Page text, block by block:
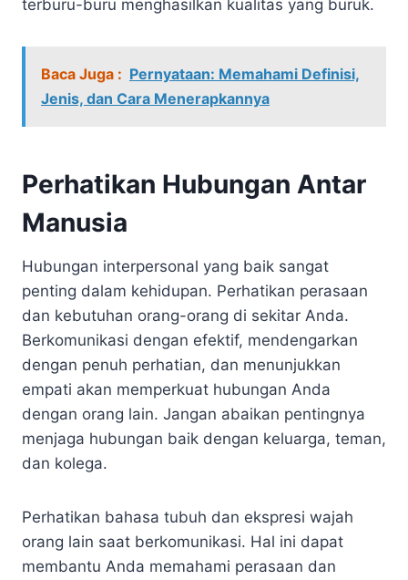
terburu-buru menghasilkan kualitas yang buruk.
Baca Juga : Pernyataan: Memahami Definisi,
Jenis, dan Cara Menerapkannya
Perhatikan Hubungan Antar
Manusia
Hubungan interpersonal yang baik sangat
penting dalam kehidupan. Perhatikan perasaan
dan kebutuhan orang-orang di sekitar Anda.
Berkomunikasi dengan efektif, mendengarkan
dengan penuh perhatian, dan menunjukkan
empati akan memperkuat hubungan Anda
dengan orang lain. Jangan abaikan pentingnya
menjaga hubungan baik dengan keluarga, teman,
dan kolega.
Perhatikan bahasa tubuh dan ekspresi wajah
orang lain saat berkomunikasi. Hal ini dapat
membantu Anda memahami perasaan dan